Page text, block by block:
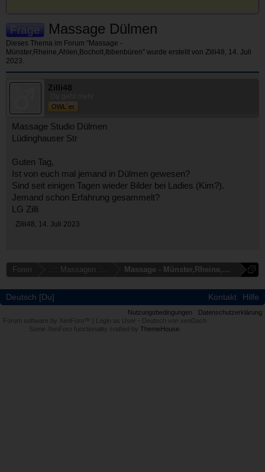
Frage Massage Dülmen
Dieses Thema im Forum "Massage -
Münster,Rheine,Ahlen,Bocholt,Ibbenbüren" wurde erstellt von Zilli48, 14. Juli
2023.
Zilli48
OWL´er
Massage Studio Dülmen
Lüdinghauser Str
Guten Tag,
Ist von euch mal jemand in Dülmen gewesen?
Sind seit einigen Tagen wieder Bilder bei Ladies (Kim?).
Jemand schon Erfahrung gesammelt?
LG Zilli
Zilli48, 14. Juli 2023
Foren ..:: Massagen ::.. Massage -
Deutsch [Du] Kontakt Hilfe
Nutzungsbedingungen
Datenschutzerklärung
Forum software by XenForo™
Login as User - Deutsch von xenDach
Some XenForo functionality crafted by ThemeHouse.